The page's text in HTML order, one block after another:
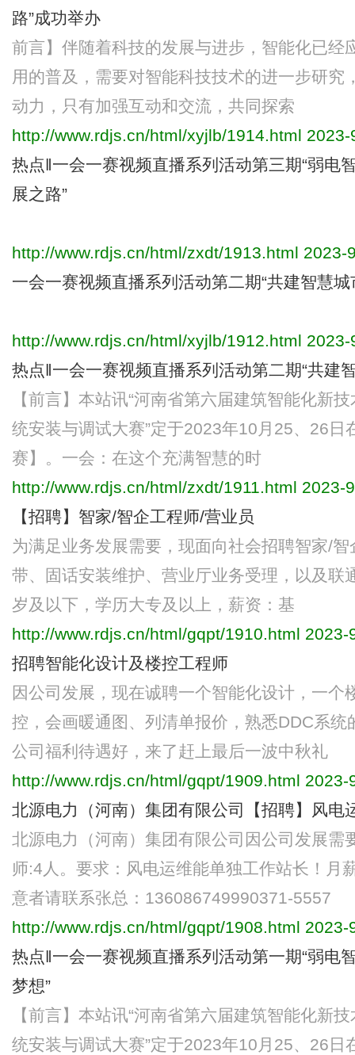
路”成功举办
前言】伴随着科技的发展与进步，智能化已经
用的普及，需要对智能科技技术的进一步研究
动力，只有加强互动和交流，共同探索
http://www.rdjs.cn/html/xyjlb/1914.html 2023-
热点‖一会一赛视频直播系列活动第三期“弱电
展之路”
http://www.rdjs.cn/html/zxdt/1913.html 2023-
一会一赛视频直播系列活动第二期“共建智慧
http://www.rdjs.cn/html/xyjlb/1912.html 2023-
热点‖一会一赛视频直播系列活动第二期“共建
【前言】本站讯“河南省第六届建筑智能化新
统安装与调试大赛”定于2023年10月25、26日
赛】。一会：在这个充满智慧的时
http://www.rdjs.cn/html/zxdt/1911.html 2023-
【招聘】智家/智企工程师/营业员
为满足业务发展需要，现面向社会招聘智家/
带、固话安装维护、营业厅业务受理，以及联
岁及以下，学历大专及以上，薪资：基
http://www.rdjs.cn/html/gqpt/1910.html 2023-
招聘智能化设计及楼控工程师
因公司发展，现在诚聘一个智能化设计，一个
控，会画暖通图、列清单报价，熟悉DDC系
公司福利待遇好，来了赶上最后一波中秋礼
http://www.rdjs.cn/html/gqpt/1909.html 2023-
北源电力（河南）集团有限公司【招聘】风电
北源电力（河南）集团有限公司因公司发展需
师:4人。要求：风电运维能单独工作站长！月
意者请联系张总：136086749990371-5557
http://www.rdjs.cn/html/gqpt/1908.html 2023-
热点‖一会一赛视频直播系列活动第一期“弱电
梦想”
【前言】本站讯“河南省第六届建筑智能化新
统安装与调试大赛”定于2023年10月25、26日